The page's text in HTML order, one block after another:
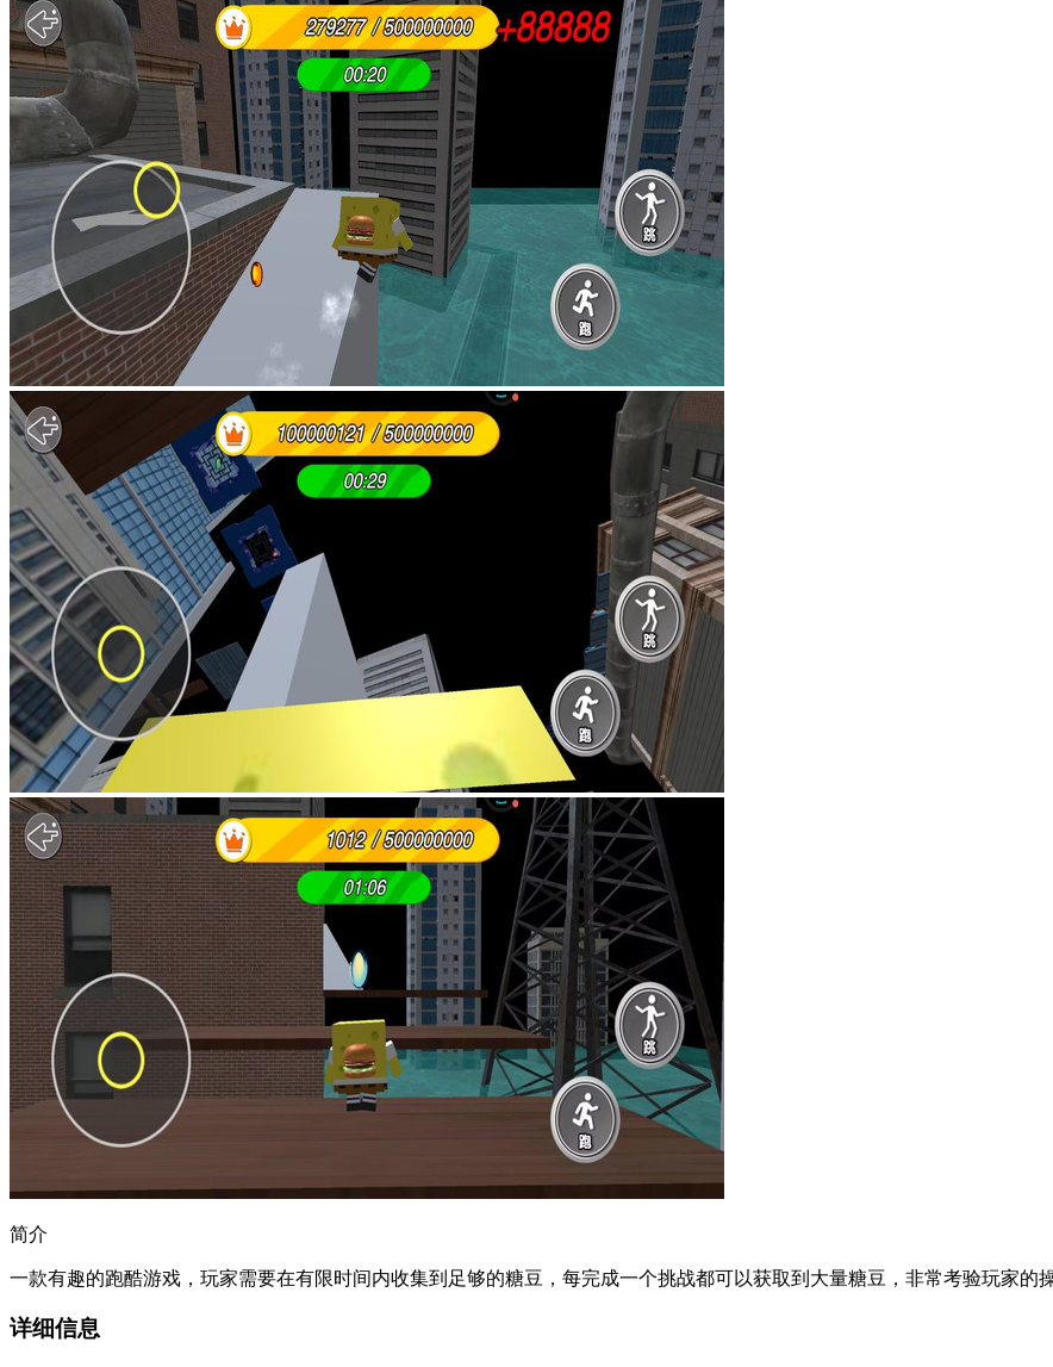
简介
一款有趣的跑酷游戏，玩家需要在有限时间内收集到足够的糖豆，每完成一个挑战都可以获取到大量糖豆，非常考验玩家的
详细信息